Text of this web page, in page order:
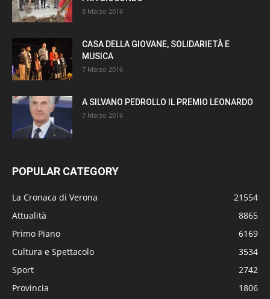
8 Marzo 2016
CASA DELLA GIOVANE, SOLIDARIETÀ E
MUSICA
7 Marzo 2016
A SILVANO PEDROLLO IL PREMIO LEONARDO
7 Marzo 2016
POPULAR CATEGORY
La Cronaca di Verona
21554
Attualità
8865
Primo Piano
6169
Cultura e Spettacolo
3534
Sport
2742
Provincia
1806